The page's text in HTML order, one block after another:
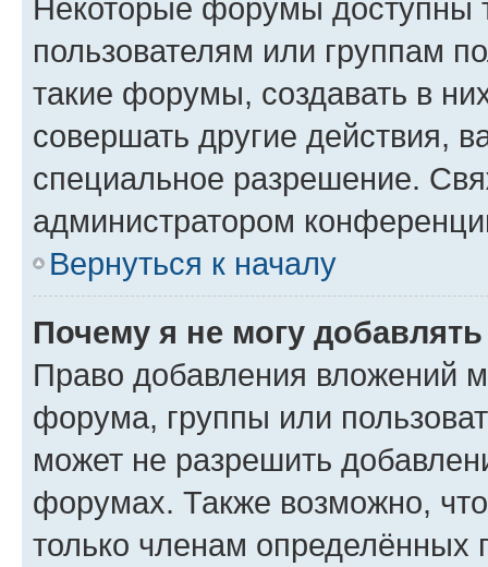
Некоторые форумы доступны
пользователям или группам
такие форумы, создавать в
совершать другие действия,
специальное разрешение.
администратором
Вернуться к началу
Почему я не могу
Право добавления вложений
форума, группы или
может не разрешить
форумах. Также возможно,
только членам определённых